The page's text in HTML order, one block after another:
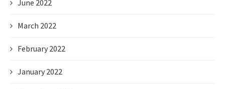
June 2022
March 2022
February 2022
January 2022